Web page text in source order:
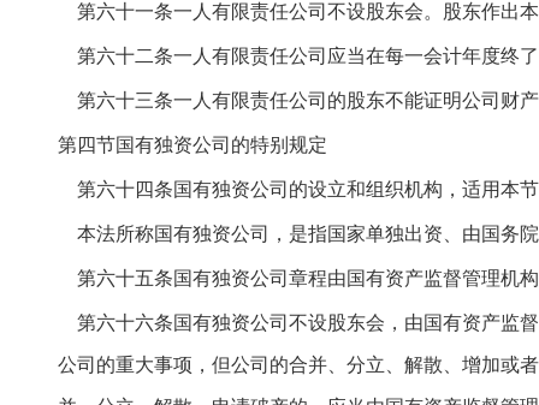
第六十一条一人有限责任公司不设股东会。股东作出
第六十二条一人有限责任公司应当在每一会计年度终
第六十三条一人有限责任公司的股东不能证明公司财
第四节国有独资公司的特别规定
第六十四条国有独资公司的设立和组织机构，适用本
本法所称国有独资公司，是指国家单独出资、由国务
第六十五条国有独资公司章程由国有资产监督管理机
第六十六条国有独资公司不设股东会，由国有资产监
公司的重大事项，但公司的合并、分立、解散、增加或